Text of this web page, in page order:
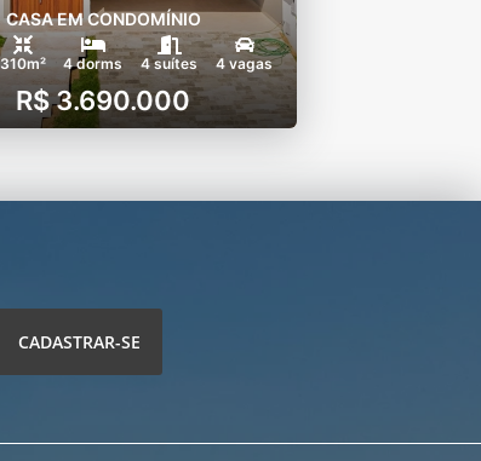
CASA EM CONDOMÍNIO
310m² 4 dorms 4 suítes 4 vagas
R$ 3.690.000
CADASTRAR-SE